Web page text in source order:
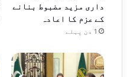
داری مزید مضبوط بنانے
کے عزم کا اعادہ
1 دن پہلے